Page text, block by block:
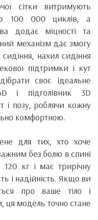
сітки витримують
100 000 циклів, а
додає міцності та
механізм дає змогу
нахил сидіння
підтримки і кут
своє ідеальне
і підголівник 3D
і позу, роблячи кожну
комфортною.
для тих, хто хоче
без болю в спині
кг і має трирічну
і надійність. Якщо ви
про ваше тіло і
ця модель точно стане